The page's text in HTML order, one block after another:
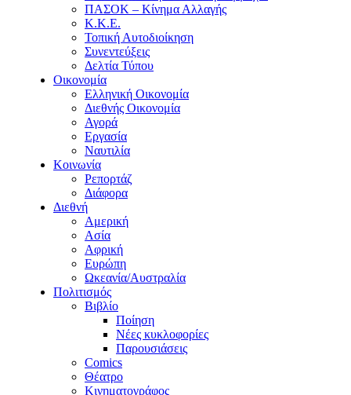
ΠΑΣΟΚ – Κίνημα Αλλαγής
Κ.Κ.Ε.
Τοπική Αυτοδιοίκηση
Συνεντεύξεις
Δελτία Τύπου
Οικονομία
Ελληνική Οικονομία
Διεθνής Οικονομία
Αγορά
Εργασία
Ναυτιλία
Κοινωνία
Ρεπορτάζ
Διάφορα
Διεθνή
Αμερική
Ασία
Αφρική
Ευρώπη
Ωκεανία/Αυστραλία
Πολιτισμός
Βιβλίο
Ποίηση
Νέες κυκλοφορίες
Παρουσιάσεις
Comics
Θέατρο
Κινηματογράφος